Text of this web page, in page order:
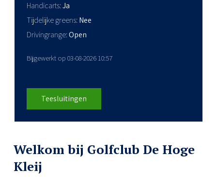
Handicarts Ja
Tijdelijke greens Nee
Drivingrange Open
Bijgewerkt op 03-08-2026 10:57
Teesluitingen
Welkom bij Golfclub De Hoge
Kleij